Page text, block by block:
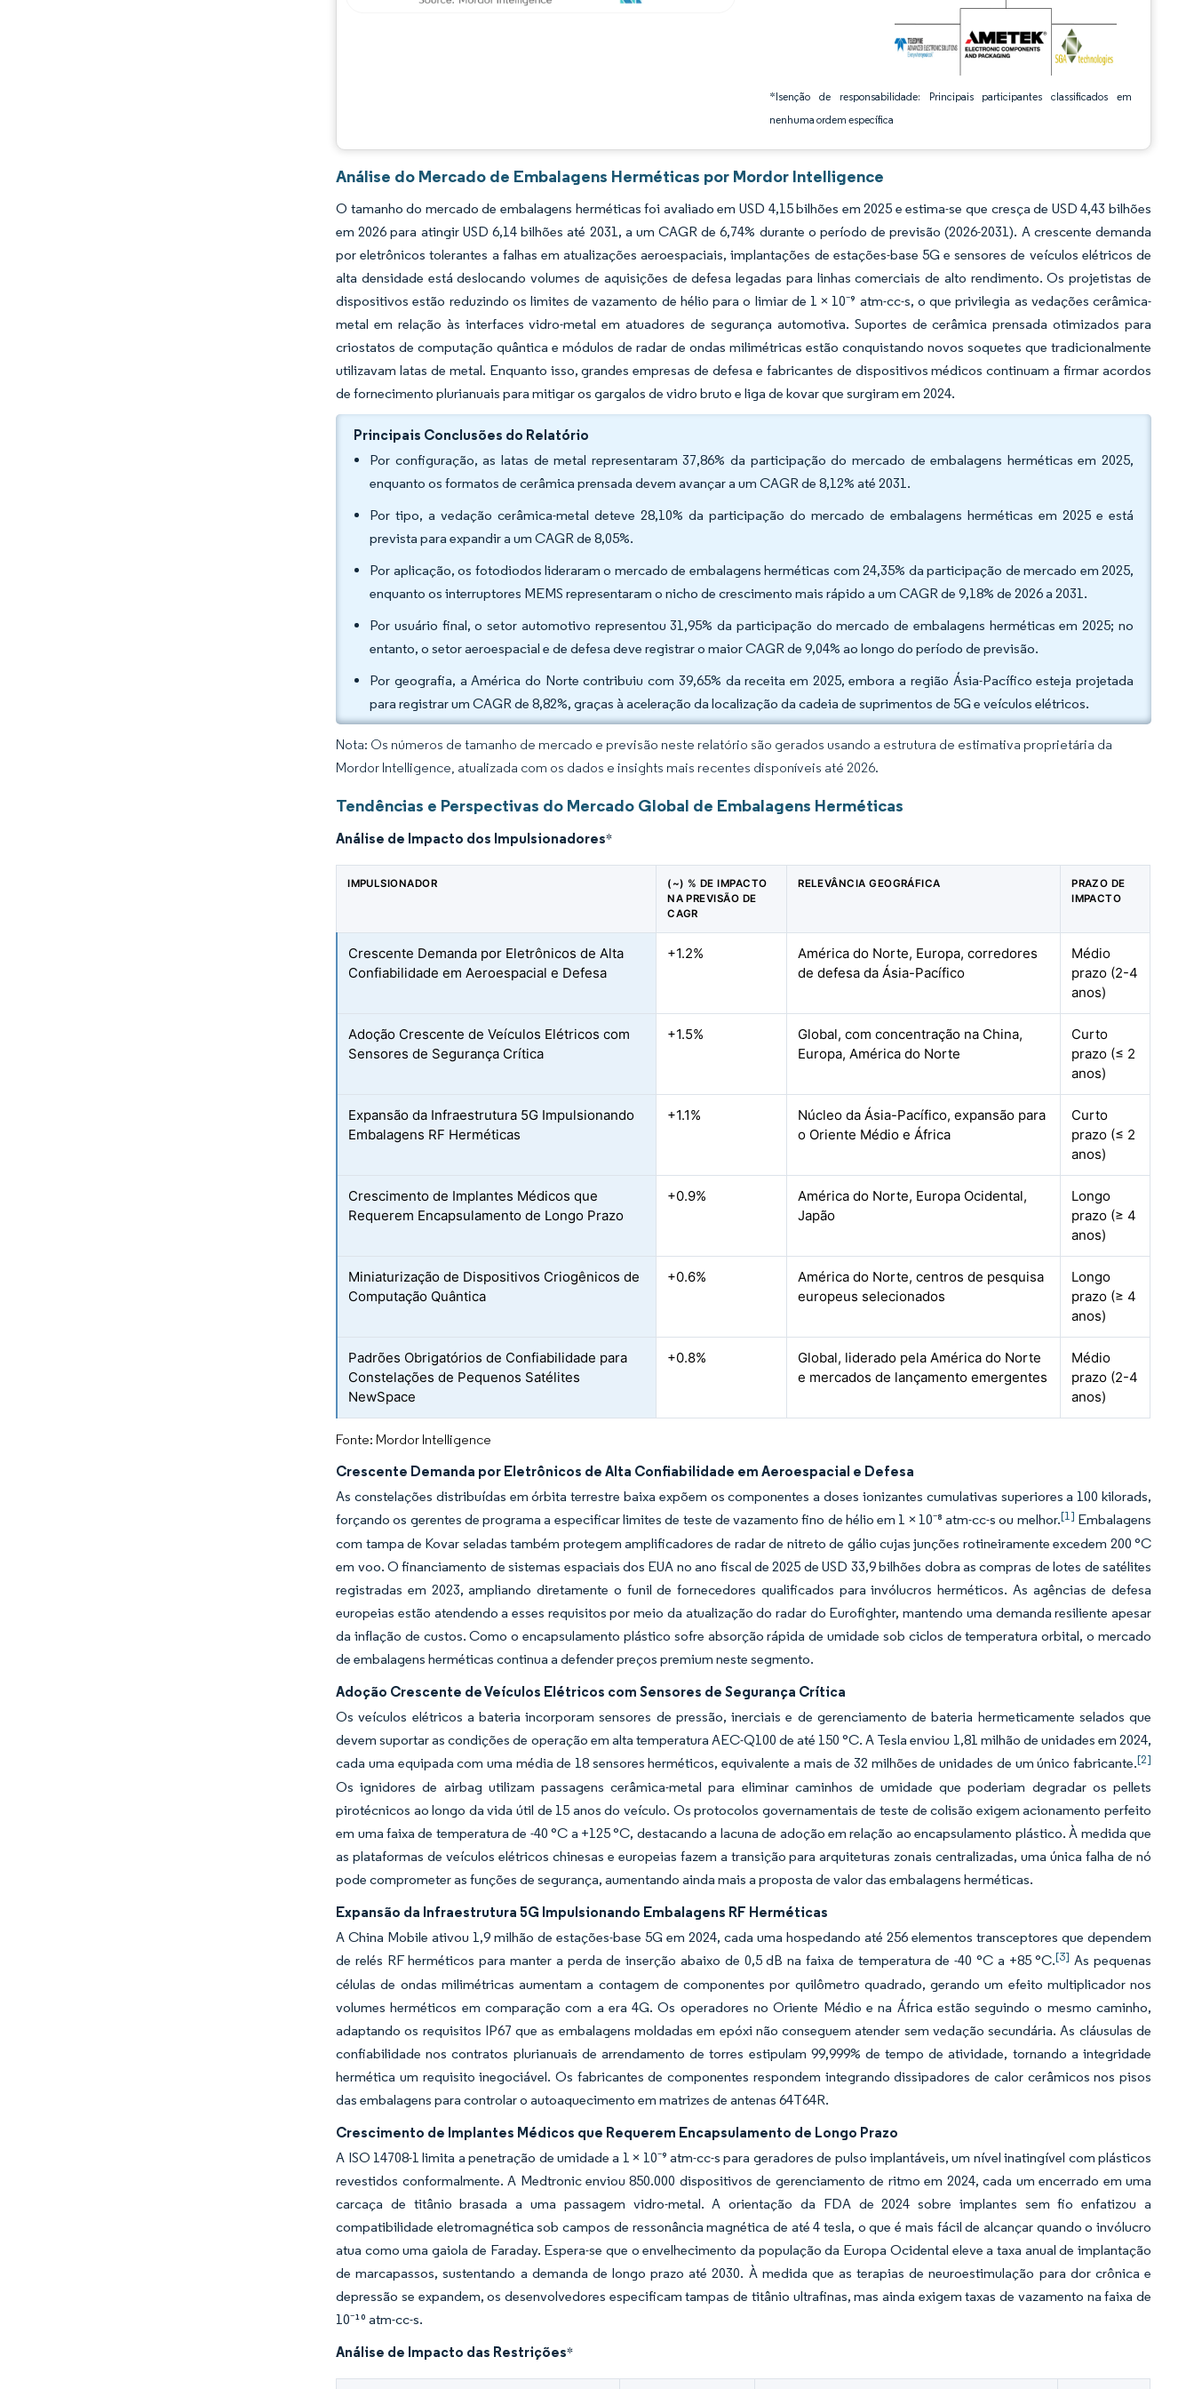
*Isenção de responsabilidade: Principais participantes classificados em
nenhuma ordem específica
Análise do Mercado de Embalagens Herméticas por Mordor Intelligence
O tamanho do mercado de embalagens herméticas foi avaliado em USD 4,15 bilhões em 2025 e estima-se que cresça de USD 4,43 bilhões
em 2026 para atingir USD 6,14 bilhões até 2031, a um CAGR de 6,74% durante o período de previsão (2026-2031). A crescente demanda
por eletrônicos tolerantes a falhas em atualizações aeroespaciais, implantações de estações-base 5G e sensores de veículos elétricos de
alta densidade está deslocando volumes de aquisições de defesa legadas para linhas comerciais de alto rendimento. Os projetistas de
dispositivos estão reduzindo os limites de vazamento de hélio para o limiar de 1 × 10⁻⁹ atm-cc-s, o que privilegia as vedações cerâmica-
metal em relação às interfaces vidro-metal em atuadores de segurança automotiva. Suportes de cerâmica prensada otimizados para
criostatos de computação quântica e módulos de radar de ondas milimétricas estão conquistando novos soquetes que tradicionalmente
utilizavam latas de metal. Enquanto isso, grandes empresas de defesa e fabricantes de dispositivos médicos continuam a firmar acordos
de fornecimento plurianuais para mitigar os gargalos de vidro bruto e liga de kovar que surgiram em 2024.
Principais Conclusões do Relatório
Por configuração, as latas de metal representaram 37,86% da participação do mercado de embalagens herméticas em 2025,
enquanto os formatos de cerâmica prensada devem avançar a um CAGR de 8,12% até 2031.
Por tipo, a vedação cerâmica-metal deteve 28,10% da participação do mercado de embalagens herméticas em 2025 e está
prevista para expandir a um CAGR de 8,05%.
Por aplicação, os fotodiodos lideraram o mercado de embalagens herméticas com 24,35% da participação de mercado em 2025,
enquanto os interruptores MEMS representaram o nicho de crescimento mais rápido a um CAGR de 9,18% de 2026 a 2031.
Por usuário final, o setor automotivo representou 31,95% da participação do mercado de embalagens herméticas em 2025; no
entanto, o setor aeroespacial e de defesa deve registrar o maior CAGR de 9,04% ao longo do período de previsão.
Por geografia, a América do Norte contribuiu com 39,65% da receita em 2025, embora a região Ásia-Pacífico esteja projetada
para registrar um CAGR de 8,82%, graças à aceleração da localização da cadeia de suprimentos de 5G e veículos elétricos.
Nota: Os números de tamanho de mercado e previsão neste relatório são gerados usando a estrutura de estimativa proprietária da
Mordor Intelligence, atualizada com os dados e insights mais recentes disponíveis até 2026.
Tendências e Perspectivas do Mercado Global de Embalagens Herméticas
Análise de Impacto dos Impulsionadores*
IMPULSIONADOR
(~) % DE IMPACTO
NA PREVISÃO DE
CAGR
RELEVÂNCIA GEOGRÁFICA
PRAZO DE
IMPACTO
Crescente Demanda por Eletrônicos de Alta
Confiabilidade em Aeroespacial e Defesa
+1.2%
América do Norte, Europa, corredores
de defesa da Ásia-Pacífico
Médio
prazo (2-4
anos)
Adoção Crescente de Veículos Elétricos com
Sensores de Segurança Crítica
+1.5%
Global, com concentração na China,
Europa, América do Norte
Curto
prazo (≤ 2
anos)
Expansão da Infraestrutura 5G Impulsionando
Embalagens RF Herméticas
+1.1%
Núcleo da Ásia-Pacífico, expansão para
o Oriente Médio e África
Curto
prazo (≤ 2
anos)
Crescimento de Implantes Médicos que
Requerem Encapsulamento de Longo Prazo
+0.9%
América do Norte, Europa Ocidental,
Japão
Longo
prazo (≥ 4
anos)
Miniaturização de Dispositivos Criogênicos de
Computação Quântica
+0.6%
América do Norte, centros de pesquisa
europeus selecionados
Longo
prazo (≥ 4
anos)
Padrões Obrigatórios de Confiabilidade para
Constelações de Pequenos Satélites
NewSpace
+0.8%
Global, liderado pela América do Norte
e mercados de lançamento emergentes
Médio
prazo (2-4
anos)
Fonte: Mordor Intelligence
Crescente Demanda por Eletrônicos de Alta Confiabilidade em Aeroespacial e Defesa
As constelações distribuídas em órbita terrestre baixa expõem os componentes a doses ionizantes cumulativas superiores a 100 kilorads,
forçando os gerentes de programa a especificar limites de teste de vazamento fino de hélio em 1 × 10⁻⁸ atm-cc-s ou melhor.[1] Embalagens
com tampa de Kovar seladas também protegem amplificadores de radar de nitreto de gálio cujas junções rotineiramente excedem 200 °C
em voo. O financiamento de sistemas espaciais dos EUA no ano fiscal de 2025 de USD 33,9 bilhões dobra as compras de lotes de satélites
registradas em 2023, ampliando diretamente o funil de fornecedores qualificados para invólucros herméticos. As agências de defesa
europeias estão atendendo a esses requisitos por meio da atualização do radar do Eurofighter, mantendo uma demanda resiliente apesar
da inflação de custos. Como o encapsulamento plástico sofre absorção rápida de umidade sob ciclos de temperatura orbital, o mercado
de embalagens herméticas continua a defender preços premium neste segmento.
Adoção Crescente de Veículos Elétricos com Sensores de Segurança Crítica
Os veículos elétricos a bateria incorporam sensores de pressão, inerciais e de gerenciamento de bateria hermeticamente selados que
devem suportar as condições de operação em alta temperatura AEC-Q100 de até 150 °C. A Tesla enviou 1,81 milhão de unidades em 2024,
cada uma equipada com uma média de 18 sensores herméticos, equivalente a mais de 32 milhões de unidades de um único fabricante.[2]
Os ignidores de airbag utilizam passagens cerâmica-metal para eliminar caminhos de umidade que poderiam degradar os pellets
pirotécnicos ao longo da vida útil de 15 anos do veículo. Os protocolos governamentais de teste de colisão exigem acionamento perfeito
em uma faixa de temperatura de -40 °C a +125 °C, destacando a lacuna de adoção em relação ao encapsulamento plástico. À medida que
as plataformas de veículos elétricos chinesas e europeias fazem a transição para arquiteturas zonais centralizadas, uma única falha de nó
pode comprometer as funções de segurança, aumentando ainda mais a proposta de valor das embalagens herméticas.
Expansão da Infraestrutura 5G Impulsionando Embalagens RF Herméticas
A China Mobile ativou 1,9 milhão de estações-base 5G em 2024, cada uma hospedando até 256 elementos transceptores que dependem
de relés RF herméticos para manter a perda de inserção abaixo de 0,5 dB na faixa de temperatura de -40 °C a +85 °C.[3] As pequenas
células de ondas milimétricas aumentam a contagem de componentes por quilômetro quadrado, gerando um efeito multiplicador nos
volumes herméticos em comparação com a era 4G. Os operadores no Oriente Médio e na África estão seguindo o mesmo caminho,
adaptando os requisitos IP67 que as embalagens moldadas em epóxi não conseguem atender sem vedação secundária. As cláusulas de
confiabilidade nos contratos plurianuais de arrendamento de torres estipulam 99,999% de tempo de atividade, tornando a integridade
hermética um requisito inegociável. Os fabricantes de componentes respondem integrando dissipadores de calor cerâmicos nos pisos
das embalagens para controlar o autoaquecimento em matrizes de antenas 64T64R.
Crescimento de Implantes Médicos que Requerem Encapsulamento de Longo Prazo
A ISO 14708-1 limita a penetração de umidade a 1 × 10⁻⁹ atm-cc-s para geradores de pulso implantáveis, um nível inatingível com plásticos
revestidos conformalmente. A Medtronic enviou 850.000 dispositivos de gerenciamento de ritmo em 2024, cada um encerrado em uma
carcaça de titânio brasada a uma passagem vidro-metal. A orientação da FDA de 2024 sobre implantes sem fio enfatizou a
compatibilidade eletromagnética sob campos de ressonância magnética de até 4 tesla, o que é mais fácil de alcançar quando o invólucro
atua como uma gaiola de Faraday. Espera-se que o envelhecimento da população da Europa Ocidental eleve a taxa anual de implantação
de marcapassos, sustentando a demanda de longo prazo até 2030. À medida que as terapias de neuroestimulação para dor crônica e
depressão se expandem, os desenvolvedores especificam tampas de titânio ultrafinas, mas ainda exigem taxas de vazamento na faixa de
10⁻¹⁰ atm-cc-s.
Análise de Impacto das Restrições*